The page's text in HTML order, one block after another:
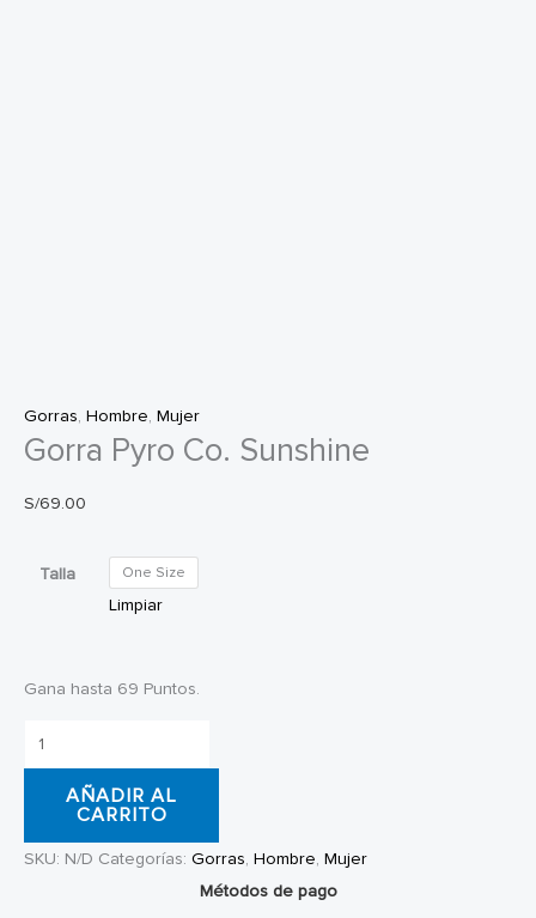
Gorras, Hombre, Mujer
Gorra Pyro Co. Sunshine
S/69.00
Talla One Size
Limpiar
Gana hasta 69 Puntos.
Gorra
Pyro
cantidad
AÑADIR AL
CARRITO
SKU: N/D Categorías: Gorras, Hombre, Mujer
Métodos de pago